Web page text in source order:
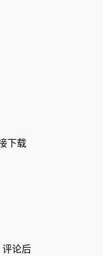
下载
评论后